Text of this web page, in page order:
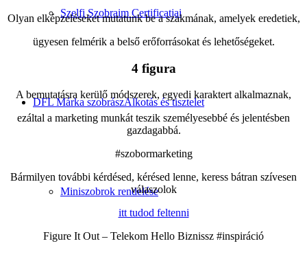
Szelfi Szobraim Certificatjai
DFL Márka szobrászAlkotás és tisztelet
Miniszobrok rendelése
Olyan elképzeléseket mutatunk be a szakmának, amelyek eredetiek,
ügyesen felmérik a belső erőforrásokat és lehetőségeket.
4 figura
A bemutatásra kerülő módszerek, egyedi karaktert alkalmaznak,
ezáltal a marketing munkát teszik személyesebbé és jelentésben
gazdagabbá.
#szobormarketing
Bármilyen további kérdésed, kérésed lenne, keress bátran szívesen
válaszolok
itt tudod feltenni
Figure It Out – Telekom Hello Biznissz #inspiráció